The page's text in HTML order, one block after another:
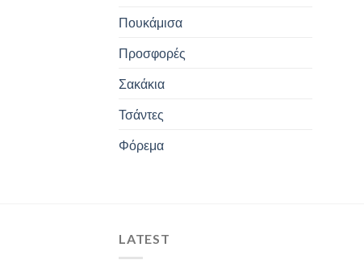
Πουκάμισα
Προσφορές
Σακάκια
Τσάντες
Φόρεμα
LATEST